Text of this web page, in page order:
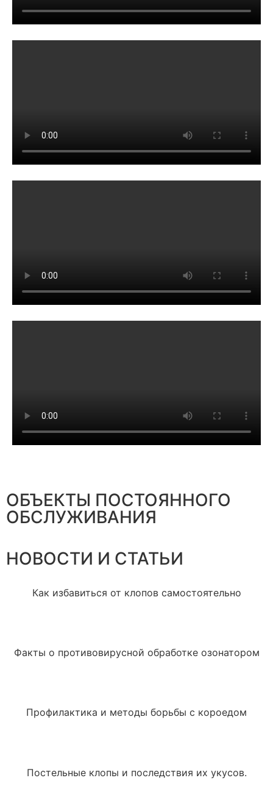
ОБЪЕКТЫ ПОСТОЯННОГО
ОБСЛУЖИВАНИЯ
НОВОСТИ И СТАТЬИ
Как избавиться от клопов самостоятельно
Факты о противовирусной обработке озонатором
Профилактика и методы борьбы с короедом
Постельные клопы и последствия их укусов.